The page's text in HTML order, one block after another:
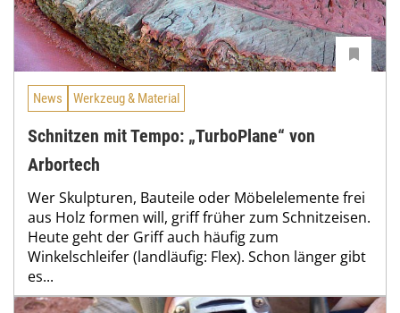
News Werkzeug & Material
Schnitzen mit Tempo: „TurboPlane“ von
Arbortech
Wer Skulpturen, Bauteile oder Möbelelemente frei
aus Holz formen will, griff früher zum Schnitzeisen.
Heute geht der Griff auch häufig zum
Winkelschleifer (landläufig: Flex). Schon länger gibt
es...